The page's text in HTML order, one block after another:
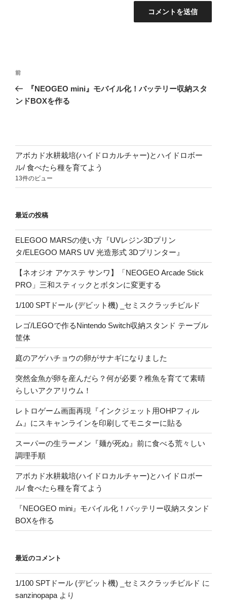
投
ナ
シ
ョ
ン
前
の
投
前
『NEOGEO mini』モバイル化！バッテリー収納スタ
ンドBOXを作る
アボカド水耕栽培(ハイドロカルチャー)とハイドロボー
ル/ 食べたら種を育てよう
13件のビュー
最近の投稿
ELEGOO MARSの使い方『UVレジン3Dプリン
タ/ELEGOO MARS UV 光造形式 3Dプリンター』
【ネオジオ アケステ サンワ】「NEOGEO Arcade Stick
PRO」三和スティックとボタンに変更する
1/100 SPTドール (デビット機) _セミスクラッチビルド
レゴ/LEGOで作るNintendo Switch収納スタンド テーブル
筐体
庭のアゲハチョウの卵がサナギになりました
突然金魚が卵を産んだら？何が必要？稚魚を育てて素晴
らしいアクアリウム！
レトロゲーム画面再現『インクジェット用OHPフィル
ム』にスキャンラインを印刷してモニターに貼る
スーパーの生ラーメン『麺が死ぬ』前に食べる荒々しい
調理手順
アボカド水耕栽培(ハイドロカルチャー)とハイドロボー
ル/ 食べたら種を育てよう
『NEOGEO mini』モバイル化！バッテリー収納スタンド
BOXを作る
最近のコメント
1/100 SPTドール (デビット機) _セミスクラッチビルド に
sanzinopapa より